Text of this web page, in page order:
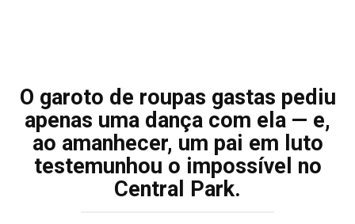
O garoto de roupas gastas pediu
apenas uma dança com ela — e,
ao amanhecer, um pai em luto
testemunhou o impossível no
Central Park.